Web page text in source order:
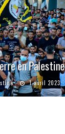
en Palestine
1 avril 2023